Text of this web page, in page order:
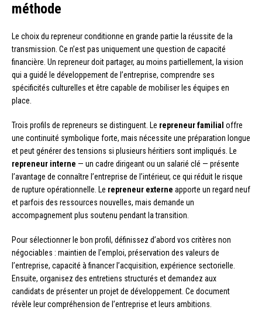
méthode
Le choix du repreneur conditionne en grande partie la réussite de la
transmission. Ce n’est pas uniquement une question de capacité
financière. Un repreneur doit partager, au moins partiellement, la vision
qui a guidé le développement de l’entreprise, comprendre ses
spécificités culturelles et être capable de mobiliser les équipes en
place.
Trois profils de repreneurs se distinguent. Le repreneur familial offre
une continuité symbolique forte, mais nécessite une préparation longue
et peut générer des tensions si plusieurs héritiers sont impliqués. Le
repreneur interne — un cadre dirigeant ou un salarié clé — présente
l’avantage de connaître l’entreprise de l’intérieur, ce qui réduit le risque
de rupture opérationnelle. Le repreneur externe apporte un regard neuf
et parfois des ressources nouvelles, mais demande un
accompagnement plus soutenu pendant la transition.
Pour sélectionner le bon profil, définissez d’abord vos critères non
négociables : maintien de l’emploi, préservation des valeurs de
l’entreprise, capacité à financer l’acquisition, expérience sectorielle.
Ensuite, organisez des entretiens structurés et demandez aux
candidats de présenter un projet de développement. Ce document
révèle leur compréhension de l’entreprise et leurs ambitions.